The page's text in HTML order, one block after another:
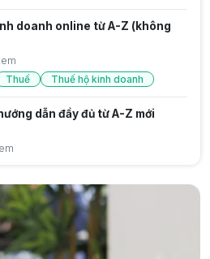
LG chính hãng tại Việt Nam
cấp
hành Casper và sự bứt phá
Thái Lan
bảo hành tủ lạnh Samsung
doanh online từ A-Z (không
Thuế Thuế hộ kinh doanh
dẫn đầy đủ từ A-Z mới
dễ sai sót, mất lòng khách?